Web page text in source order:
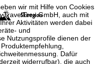
wir mit Hilfe von Cookies
TravelTrex GmbH, auch mit
Aktivitäten werden dabei
und
Nutzungsprofile dienen der
Dafür
widerrufbar), die auch
Skiregion